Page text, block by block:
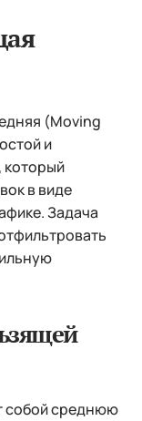
(Moving
и
который
в виде
Задача
собой среднюю